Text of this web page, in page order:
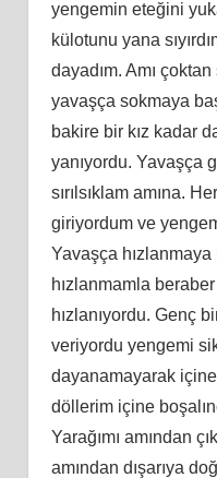
yengemin eteğini
külotunu yana
dayadım. Amı çoktan
yavaşça sokmaya
bakire bir kız kadar
yanıyordu. Yavaşça
sırılsıklam amına.
giriyordum ve
Yavaşça hızlanmaya
hızlanmamla
hızlanıyordu. Genç
veriyordu yengemi
dayanamayarak
döllerim içine
Yarağımı amından
amından dışarıya